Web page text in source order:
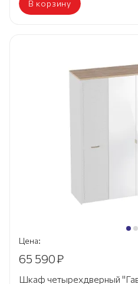
В корзину
Цена:
65 590₽
Шкаф четырехдверный